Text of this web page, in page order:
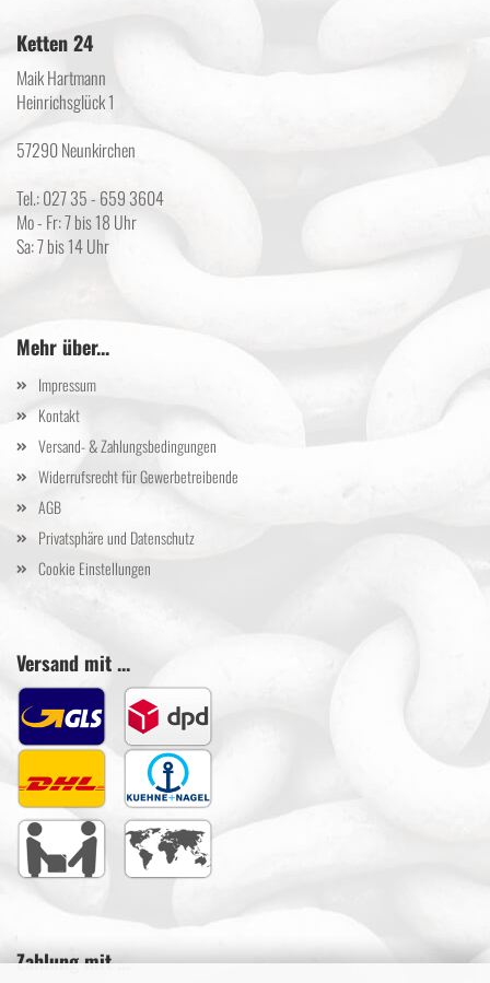
Ketten 24
Maik Hartmann
Heinrichsglück 1
57290 Neunkirchen
Tel.: 027 35 - 659 3604
Mo - Fr: 7 bis 18 Uhr
Sa: 7 bis 14 Uhr
Mehr über...
Impressum
Kontakt
Versand- & Zahlungsbedingungen
Widerrufsrecht für Gewerbetreibende
AGB
Privatsphäre und Datenschutz
Cookie Einstellungen
Versand mit ...
Zahlung mit ...